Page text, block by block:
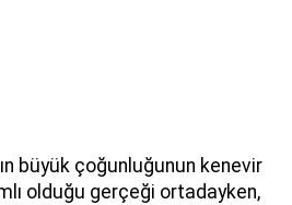
büyük çoğunluğunun kenevir
olduğu gerçeği ortadayken,